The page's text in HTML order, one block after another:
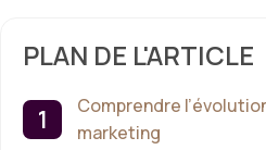
PLAN DE L'ARTICLE
Comprendre
marketing